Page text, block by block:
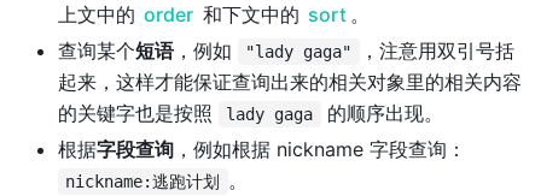
上文中的 order 和下文中的 sort 。
查询某个短语，例如 "lady gaga"
，注意用双引号括
起来，这样才能保证查询出来的相关对象里的相关内容
的关键字也是按照
lady gaga
的顺序出现。
根据字段查询 ，例如根据 nickname 字段查询：
nickname:逃跑计划
。